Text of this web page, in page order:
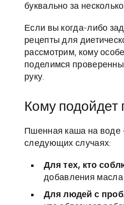
буквально за
Если вы когда-либо
рецепты для
рассмотрим, кому
поделимся
руку.
Кому
Пшенная каша на воде
следующих случаях:
Для тех, кто
добавления
Для людей с